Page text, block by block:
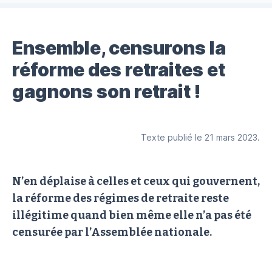
Ensemble, censurons la
réforme des retraites et
gagnons son retrait !
Texte publié le 21 mars 2023.
N’en déplaise à celles et ceux qui gouvernent,
la réforme des régimes de retraite reste
illégitime quand bien même elle n’a pas été
censurée par l’Assemblée nationale.